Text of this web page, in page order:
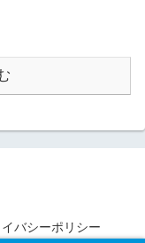
バシーポリシー